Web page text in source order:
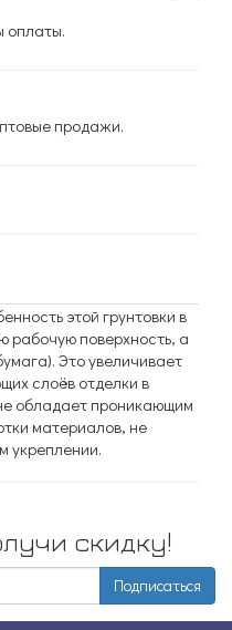
продажи.
этой грунтовки в
рабочую поверхность, а
Это увеличивает
слоёв отделки в
обладает проникающим
материалов, не
укреплении.
скидку!
Подписаться